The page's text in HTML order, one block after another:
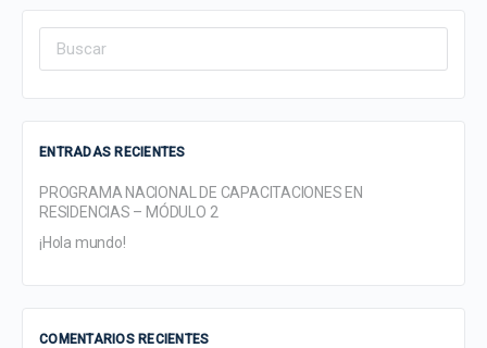
Search
ENTRADAS RECIENTES
PROGRAMA NACIONAL DE CAPACITACIONES EN
RESIDENCIAS – MÓDULO 2
¡Hola mundo!
COMENTARIOS RECIENTES